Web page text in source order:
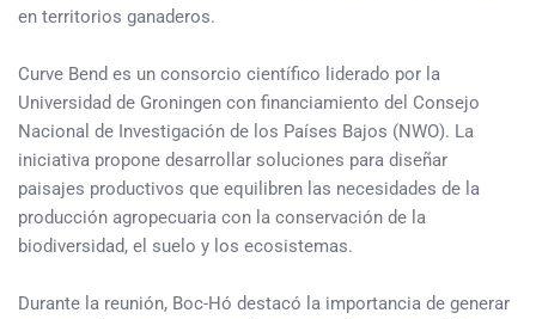
en territorios ganaderos.
Curve Bend es un consorcio científico liderado por la
Universidad de Groningen con financiamiento del Consejo
Nacional de Investigación de los Países Bajos (NWO). La
iniciativa propone desarrollar soluciones para diseñar
paisajes productivos que equilibren las necesidades de la
producción agropecuaria con la conservación de la
biodiversidad, el suelo y los ecosistemas.
Durante la reunión, Boc-Hó destacó la importancia de generar